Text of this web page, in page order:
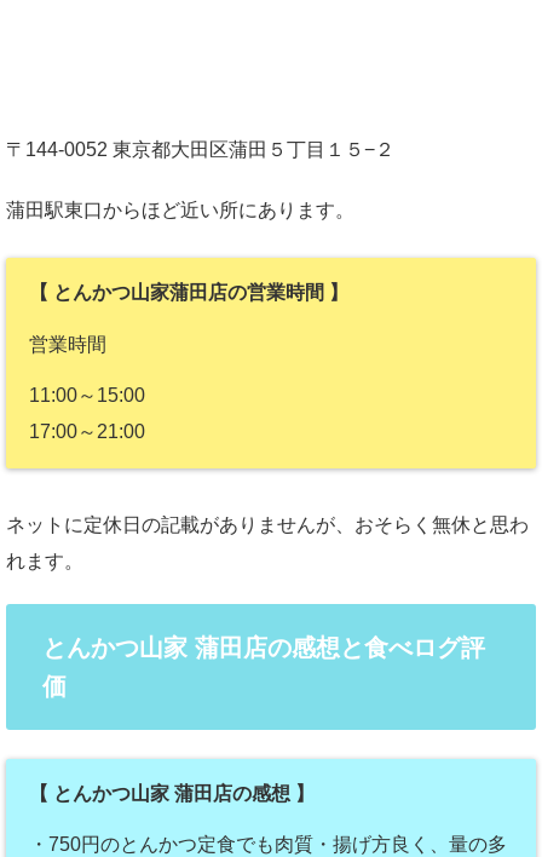
〒144-0052 東京都大田区蒲田５丁目１５−２
蒲田駅東口からほど近い所にあります。
【 とんかつ山家蒲田店の営業時間 】
営業時間
11:00～15:00
17:00～21:00
ネットに定休日の記載がありませんが、おそらく無休と思わ
れます。
とんかつ山家 蒲田店の感想と食べログ評
価
【 とんかつ山家 蒲田店の感想 】
・750円のとんかつ定食でも肉質・揚げ方良く、量の多